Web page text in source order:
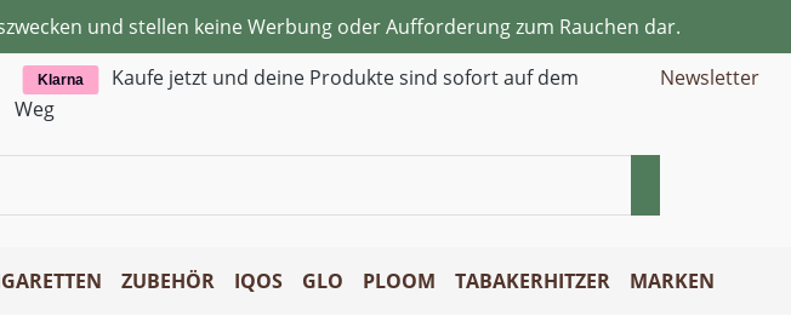
und stellen keine Werbung oder Aufforderung zum Rauchen dar.
Klarna
Kaufe jetzt und deine Produkte sind sofort auf dem
Weg
Newsletter
ZUBEHÖR IQOS GLO PLOOM TABAKERHITZER MARKEN